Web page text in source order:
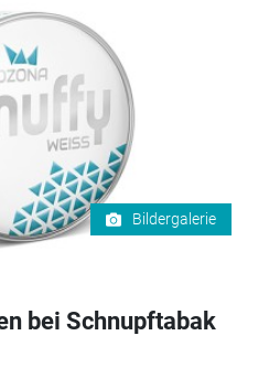
Bildergalerie
bei Schnupftabak